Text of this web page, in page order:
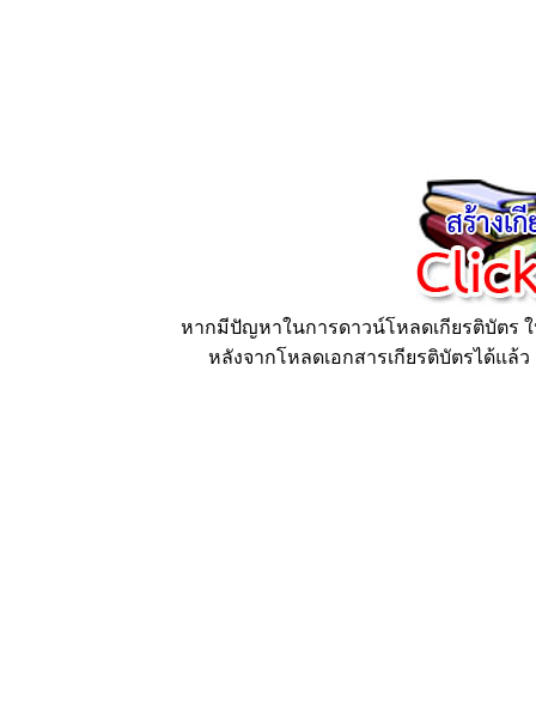
หากมีปัญหาในการดาวน์โหลดเกียรติบัตร
หลังจากโหลดเอกสารเกียรติบัตรได้แล้